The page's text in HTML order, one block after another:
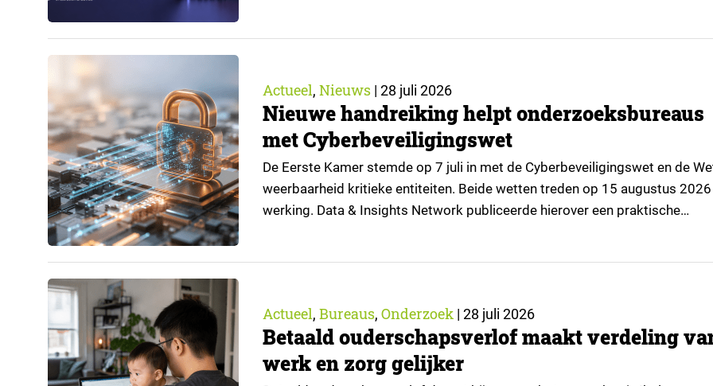
Actueel, Nieuws | 28 juli 2026
Nieuwe handreiking helpt onderzoeksbureaus
met Cyberbeveiligingswet
De Eerste Kamer stemde op 7 juli in met de Cyberbeveiligingswet en de
weerbaarheid kritieke entiteiten. Beide wetten treden op 15 augustus
werking. Data & Insights Network publiceerde hierover een praktische
Actueel, Bureaus, Onderzoek | 28 juli 2026
Betaald ouderschapsverlof maakt verdeling
werk en zorg gelijker